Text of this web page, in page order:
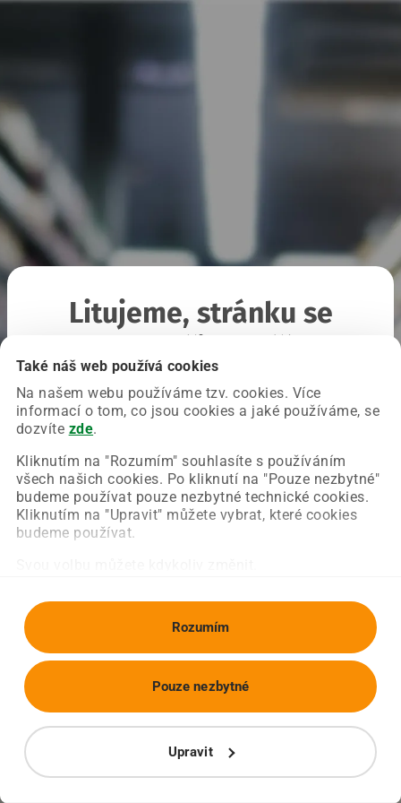
Také náš web používá cookies
Na našem webu používáme tzv. cookies. Více
informací o tom, co jsou cookies a jaké používáme, se
dozvíte zde.
Kliknutím na "Rozumím" souhlasíte s používáním
všech našich cookies. Po kliknutí na "Pouze nezbytné"
budeme používat pouze nezbytné technické cookies.
Kliknutím na "Upravit" můžete vybrat, které cookies
budeme používat.
Rozumím
Upravit
Pouze nezbytné
Litujeme, stránku se
Chyba nastala na naší straně a už ji opravujeme.
Zkuste prosím znovu načíst požadovanou stránku.
Obnovit stránku Úvodní strana